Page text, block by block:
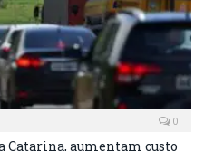
0
Catarina, aumentam custo